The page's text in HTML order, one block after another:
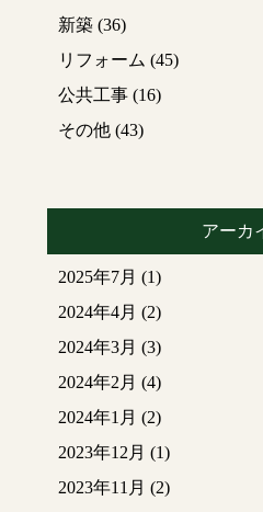
新築(36)
リフォーム (45)
公共工事(16)
その他(43)
アーカ
2025年7月 (1)
2024年4月 (2)
2024年3月 (3)
2024年2月 (4)
2024年1月 (2)
2023年12月 (1)
2023年11月 (2)